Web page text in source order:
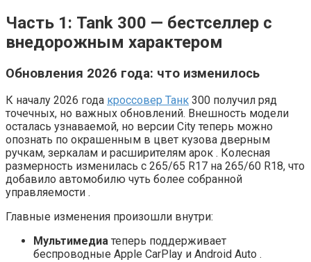
Часть 1: Tank 300 — бестселлер с
внедорожным характером
Обновления 2026 года: что изменилось
К началу 2026 года кроссовер Танк 300 получил ряд
точечных, но важных обновлений. Внешность модели
осталась узнаваемой, но версии City теперь можно
опознать по окрашенным в цвет кузова дверным
ручкам, зеркалам и расширителям арок . Колесная
размерность изменилась с 265/65 R17 на 265/60 R18, что
добавило автомобилю чуть более собранной
управляемости .
Главные изменения произошли внутри:
Мультимедиа теперь поддерживает
беспроводные Apple CarPlay и Android Auto .